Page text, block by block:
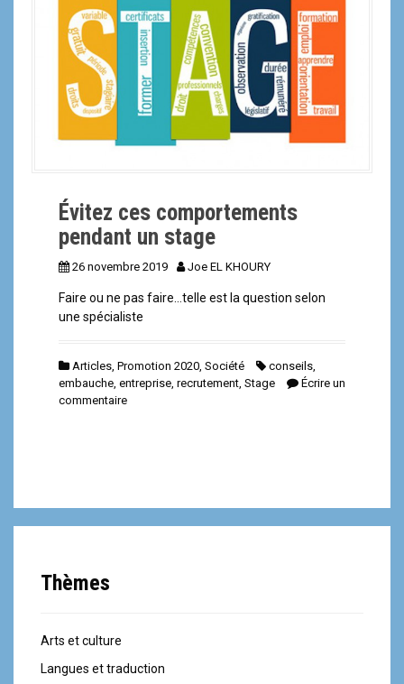
Évitez ces comportements
pendant un stage
26 novembre 2019 Joe EL KHOURY
Faire ou ne pas faire…telle est la question selon
une spécialiste
Articles Promotion 2020 Société conseils
embauche entreprise recrutement Stage
Écrire un
commentaire
Thèmes
Arts et culture
Langues et traduction